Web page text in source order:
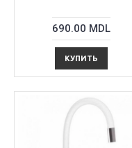
690.00 MDL
КУПИТЬ